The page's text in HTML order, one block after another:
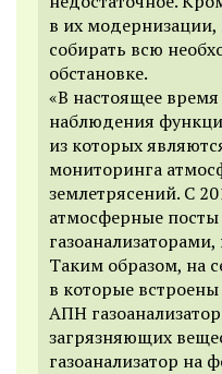
в их модернизации,
собирать всю
обстановке.
«В настоящее
наблюдения
из которых
мониторинга
землетрясений. С
атмосферные
Таким образом, на
в которые
АПН
загрязняющих
газоанализатор на